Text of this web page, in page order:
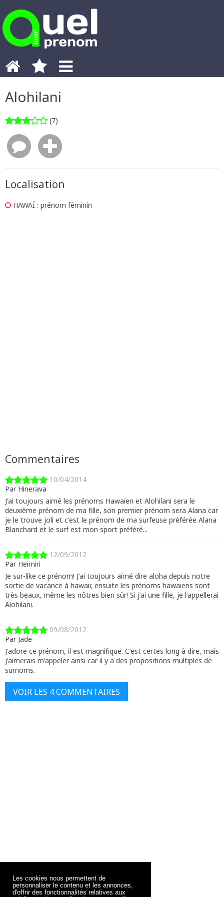
Les cookies nous permettent de
personnaliser le contenu et les annonces,
d'offrir des fonctionnalités relatives aux
Alohilani
(7)
Localisation
HAWAÏ : prénom féminin
Commentaires
10/04/2014
Par Hinerava
J'ai toujours aimé les prénoms Hawaien et Alohilani sera le
deuxième prénom de ma fille, son premier prénom sera Alana car
je le trouve joli et c'est le prénom de ma surfeuse préférée Alana
Blanchard et le surf est mon sport préféré...
12/09/2012
Par Heimiri
Je sur-like ce prénom! J'ai toujours aimé dire aloha depuis notre
sortie de vacance à hawaii; ensuite les prénoms hawaiens sont
très beaux, même les nôtres bien sûr! Si j'ai une fille, je l'appellerai
Alohilani.
09/08/2012
Par Jade
J'adore ce prénom, il est magnifique. C'est certes long à dire, mais
j'aimerais m'appeler ainsi car il y a des propositions multiples de
surnoms.
VOIR LES 4 COMMENTAIRES